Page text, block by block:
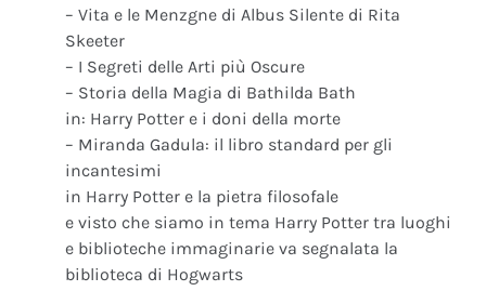
– Vita e le Menzgne di Albus Silente di Rita
Skeeter
– I Segreti delle Arti più Oscure
– Storia della Magia di Bathilda Bath
in: Harry Potter e i doni della morte
– Miranda Gadula: il libro standard per gli
incantesimi
in Harry Potter e la pietra filosofale
e visto che siamo in tema Harry Potter tra luoghi
e biblioteche immaginarie va segnalata la
biblioteca di Hogwarts